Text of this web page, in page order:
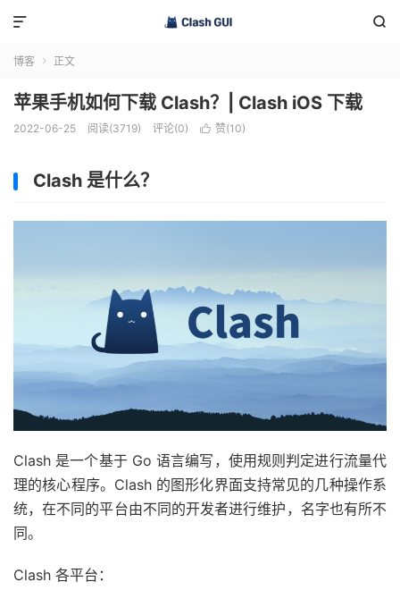


博客  正文
苹果手机如何下载 Clash？| Clash iOS 下载
2022-06-25 阅读(3719) 评论(0)  赞(10)
Clash 是什么？
Clash 是一个基于 Go 语言编写，使用规则判定进行流量代
理的核心程序。Clash 的图形化界面支持常见的几种操作系
统，在不同的平台由不同的开发者进行维护，名字也有所不
同。
Clash 各平台：